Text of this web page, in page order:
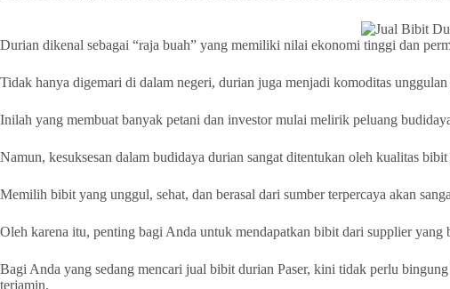
Durian dikenal sebagai “raja buah” yang memiliki nilai ekonomi tinggi dan
Tidak hanya digemari di dalam negeri, durian juga menjadi komoditas
Inilah yang membuat banyak petani dan investor mulai melirik peluang
Namun, kesuksesan dalam budidaya durian sangat ditentukan oleh kualitas
Memilih bibit yang unggul, sehat, dan berasal dari sumber terpercaya akan
Oleh karena itu, penting bagi Anda untuk mendapatkan bibit dari supplier yang
Bagi Anda yang sedang mencari jual bibit durian Paser, kini tidak perlu
terjamin.